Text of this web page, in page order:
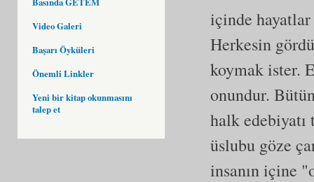
Video Galeri
Başarı Öyküleri
Önemli Linkler
Yeni bir kitap okunmasını
talep et
içinde hayatlar
Herkesin
koymak ister.
onundur.
halk edebiyatı
üslubu göze
insanın içine